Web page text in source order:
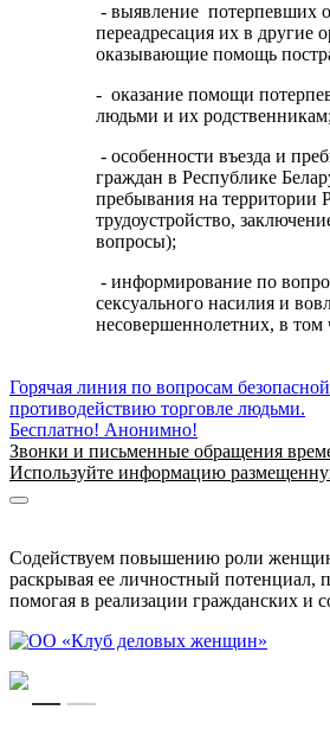
- выявление потерпевших
переадресация их в другие
оказывающие помощь
- оказание помощи
людьми и их родственникам;
- особенности въезда и
граждан в Республике
пребывания на территории
трудоустройство,
вопросы);
- информирование по
сексуального насилия и
несовершеннолетних, в том
Горячая линия по вопросам
противодействию торговле людьми.
Бесплатно! Анонимно!
Звонки и письменные обращения
Используйте информацию
Содействуем повышению роли
раскрывая ее личностный потенциал,
помогая в реализации гражданских и
RUEN